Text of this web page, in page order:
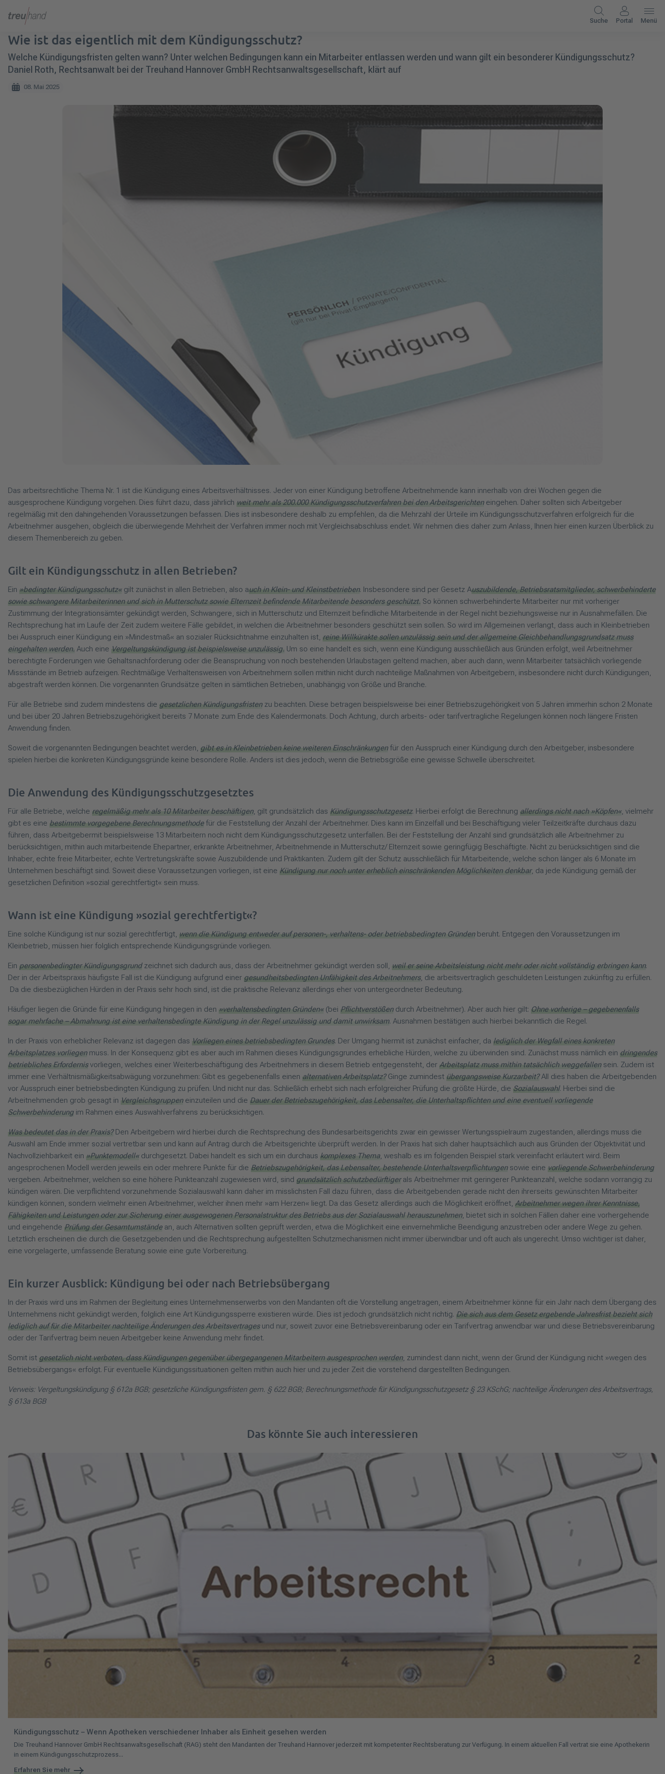
Suche Portal Menü
Wie ist das eigentlich mit dem Kündigungsschutz?
Welche Kündigungsfristen gelten wann? Unter welchen Bedingungen kann ein Mitarbeiter entlassen werden und wann gilt ein besonderer Kündigungsschutz?
Daniel Roth, Rechtsanwalt bei der Treuhand Hannover GmbH Rechtsanwaltsgesellschaft, klärt auf
08. Mai 2025
Das arbeitsrechtliche Thema Nr. 1 ist die Kündigung eines Arbeitsverhältnisses. Jeder von einer Kündigung betroffene Arbeitnehmende kann innerhalb von drei Wochen gegen die
ausgesprochene Kündigung vorgehen. Dies führt dazu, dass jährlich weit mehr als 200.000 Kündigungsschutzverfahren bei den Arbeitsgerichteneingehen. Daher sollten sich Arbeitgeber
regelmäßig mit den dahingehenden Voraussetzungen befassen. Dies ist insbesondere deshalb zu empfehlen, da die Mehrzahl der Urteile im Kündigungsschutzverfahren erfolgreich für die
Arbeitnehmer ausgehen, obgleich die überwiegende Mehrheit der Verfahren immer noch mit Vergleichsabschluss endet. Wir nehmen dies daher zum Anlass, Ihnen hier einen kurzen Überblick zu
diesem Themenbereich zu geben.
Gilt ein Kündigungsschutz in allen Betrieben?
Ein »bedingter Kündigungsschutz«gilt zunächst in allen Betrieben, also auch in Klein- und Kleinstbetrieben. Insbesondere sind per Gesetz Auszubildende, Betriebsratsmitglieder, schwerbehinderte
sowie schwangere Mitarbeiterinnen und sich in Mutterschutz sowie Elternzeit befindende Mitarbeitende besonders geschützt. So können schwerbehinderte Mitarbeiter nur mit vorheriger
Zustimmung der Integrationsämter gekündigt werden, Schwangere, sich in Mutterschutz und Elternzeit befindliche Mitarbeitende in der Regel nicht beziehungsweise nur in Ausnahmefällen. Die
Rechtsprechung hat im Laufe der Zeit zudem weitere Fälle gebildet, in welchen die Arbeitnehmer besonders geschützt sein sollen. So wird im Allgemeinen verlangt, dass auch in Kleinbetrieben
bei Ausspruch einer Kündigung ein »Mindestmaß« an sozialer Rücksichtnahme einzuhalten ist, reine Willkürakte sollen unzulässig sein und der allgemeine Gleichbehandlungsgrundsatz muss
eingehalten werden. Auch eine Vergeltungskündigung ist beispielsweise unzulässig. Um so eine handelt es sich, wenn eine Kündigung ausschließlich aus Gründen erfolgt, weil Arbeitnehmer
berechtigte Forderungen wie Gehaltsnachforderung oder die Beanspruchung von noch bestehenden Urlaubstagen geltend machen, aber auch dann, wenn Mitarbeiter tatsächlich vorliegende
Missstände im Betrieb aufzeigen. Rechtmäßige Verhaltensweisen von Arbeitnehmern sollen mithin nicht durch nachteilige Maßnahmen von Arbeitgebern, insbesondere nicht durch Kündigungen,
abgestraft werden können. Die vorgenannten Grundsätze gelten in sämtlichen Betrieben, unabhängig von Größe und Branche.
Für alle Betriebe sind zudem mindestens die gesetzlichen Kündigungsfristenzu beachten. Diese betragen beispielsweise bei einer Betriebszugehörigkeit von 5 Jahren immerhin schon 2 Monate
und bei über 20 Jahren Betriebszugehörigkeit bereits 7 Monate zum Ende des Kalendermonats. Doch Achtung, durch arbeits- oder tarifvertragliche Regelungen können noch längere Fristen
Anwendung finden.
Soweit die vorgenannten Bedingungen beachtet werden, gibt es in Kleinbetrieben keine weiteren Einschränkungenfür den Ausspruch einer Kündigung durch den Arbeitgeber, insbesondere
spielen hierbei die konkreten Kündigungsgründe keine besondere Rolle. Anders ist dies jedoch, wenn die Betriebsgröße eine gewisse Schwelle überschreitet.
Die Anwendung des Kündigungsschutzgesetztes
Für alle Betriebe, welche regelmäßig mehr als 10 Mitarbeiter beschäftigen, gilt grundsätzlich das Kündigungsschutzgesetz. Hierbei erfolgt die Berechnung allerdings nicht nach »Köpfen«, vielmehr
gibt es eine bestimmte vorgegebene Berechnungsmethodefür die Feststellung der Anzahl der Arbeitnehmer. Dies kann im Einzelfall und bei Beschäftigung vieler Teilzeitkräfte durchaus dazu
führen, dass Arbeitgebermit beispielsweise 13 Mitarbeitern noch nicht dem Kündigungsschutzgesetz unterfallen. Bei der Feststellung der Anzahl sind grundsätzlich alle Arbeitnehmer zu
berücksichtigen, mithin auch mitarbeitende Ehepartner, erkrankte Arbeitnehmer, Arbeitnehmende in Mutterschutz/ Elternzeit sowie geringfügig Beschäftigte. Nicht zu berücksichtigen sind die
Inhaber, echte freie Mitarbeiter, echte Vertretungskräfte sowie Auszubildende und Praktikanten. Zudem gilt der Schutz ausschließlich für Mitarbeitende, welche schon länger als 6 Monate im
Unternehmen beschäftigt sind. Soweit diese Voraussetzungen vorliegen, ist eine Kündigung nur noch unter erheblich einschränkenden Möglichkeiten denkbar, da jede Kündigung gemäß der
gesetzlichen Definition »sozial gerechtfertigt« sein muss.
Wann ist eine Kündigung »sozial gerechtfertigt«?
Eine solche Kündigung ist nur sozial gerechtfertigt, wenn die Kündigung entweder auf personen-, verhaltens- oder betriebsbedingten Gründenberuht. Entgegen den Voraussetzungen im
Kleinbetrieb, müssen hier folglich entsprechende Kündigungsgründe vorliegen.
Ein personenbedingter Kündigungsgrundzeichnet sich dadurch aus, dass der Arbeitnehmer gekündigt werden soll, weil er seine Arbeitsleistung nicht mehr oder nicht vollständig erbringen kann.
Der in der Arbeitspraxis häufigste Fall ist die Kündigung aufgrund einer gesundheitsbedingten Unfähigkeit des Arbeitnehmers, die arbeitsvertraglich geschuldeten Leistungen zukünftig zu erfüllen.
Da die diesbezüglichen Hürden in der Praxis sehr hoch sind, ist die praktische Relevanz allerdings eher von untergeordneter Bedeutung.
Häufiger liegen die Gründe für eine Kündigung hingegen in den »verhaltensbedingten Gründen«(bei Pflichtverstößendurch Arbeitnehmer). Aber auch hier gilt: Ohne vorherige – gegebenenfalls
sogar mehrfache – Abmahnung ist eine verhaltensbedingte Kündigung in der Regel unzulässig und damit unwirksam. Ausnahmen bestätigen auch hierbei bekanntlich die Regel.
In der Praxis von erheblicher Relevanz ist dagegen das Vorliegen eines betriebsbedingten Grundes. Der Umgang hiermit ist zunächst einfacher, da lediglich der Wegfall eines konkreten
Arbeitsplatzes vorliegenmuss. In der Konsequenz gibt es aber auch im Rahmen dieses Kündigungsgrundes erhebliche Hürden, welche zu überwinden sind. Zunächst muss nämlich ein dringendes
betriebliches Erfordernisvorliegen, welches einer Weiterbeschäftigung des Arbeitnehmers in diesem Betrieb entgegensteht, der Arbeitsplatz muss mithin tatsächlich weggefallensein. Zudem ist
immer eine Verhältnismäßigkeitsabwägung vorzunehmen: Gibt es gegebenenfalls einen alternativen Arbeitsplatz?Ginge zumindest übergangsweise Kurzarbeit?All dies haben die Arbeitgebenden
vor Ausspruch einer betriebsbedingten Kündigung zu prüfen. Und nicht nur das. Schließlich erhebt sich nach erfolgreicher Prüfung die größte Hürde, die Sozialauswahl. Hierbei sind die
Arbeitnehmenden grob gesagt in Vergleichsgruppeneinzuteilen und die Dauer der Betriebszugehörigkeit, das Lebensalter, die Unterhaltspflichten und eine eventuell vorliegende
Schwerbehinderung im Rahmen eines Auswahlverfahrens zu berücksichtigen.
Was bedeutet das in der Praxis?Den Arbeitgebern wird hierbei durch die Rechtsprechung des Bundesarbeitsgerichts zwar ein gewisser Wertungsspielraum zugestanden, allerdings muss die
Auswahl am Ende immer sozial vertretbar sein und kann auf Antrag durch die Arbeitsgerichte überprüft werden. In der Praxis hat sich daher hauptsächlich auch aus Gründen der Objektivität und
Nachvollziehbarkeit ein »Punktemodell«durchgesetzt. Dabei handelt es sich um ein durchaus komplexes Thema, weshalb es im folgenden Beispiel stark vereinfacht erläutert wird. Beim
angesprochenen Modell werden jeweils ein oder mehrere Punkte für die Betriebszugehörigkeit, das Lebensalter, bestehende Unterhaltsverpflichtungensowie eine vorliegende Schwerbehinderung
vergeben. Arbeitnehmer, welchen so eine höhere Punkteanzahl zugewiesen wird, sind grundsätzlich schutzbedürftigerals Arbeitnehmer mit geringerer Punkteanzahl, welche sodann vorrangig zu
kündigen wären. Die verpflichtend vorzunehmende Sozialauswahl kann daher im misslichsten Fall dazu führen, dass die Arbeitgebenden gerade nicht den ihrerseits gewünschten Mitarbeiter
kündigen können, sondern vielmehr einen Arbeitnehmer, welcher ihnen mehr »am Herzen« liegt. Da das Gesetz allerdings auch die Möglichkeit eröffnet, Arbeitnehmer wegen ihrer Kenntnisse,
Fähigkeiten und Leistungen oder zur Sicherung einer ausgewogenen Personalstruktur des Betriebs aus der Sozialauswahl herauszunehmen, bietet sich in solchen Fällen daher eine vorhergehende
und eingehende Prüfung der Gesamtumständean, auch Alternativen sollten geprüft werden, etwa die Möglichkeit eine einvernehmliche Beendigung anzustreben oder andere Wege zu gehen.
Letztlich erscheinen die durch die Gesetzgebenden und die Rechtsprechung aufgestellten Schutzmechanismen nicht immer überwindbar und oft auch als ungerecht. Umso wichtiger ist daher,
eine vorgelagerte, umfassende Beratung sowie eine gute Vorbereitung.
Ein kurzer Ausblick: Kündigung bei oder nach Betriebsübergang
In der Praxis wird uns im Rahmen der Begleitung eines Unternehmenserwerbs von den Mandanten oft die Vorstellung angetragen, einem Arbeitnehmer könne für ein Jahr nach dem Übergang des
Unternehmens nicht gekündigt werden, folglich eine Art Kündigungssperre existieren würde. Dies ist jedoch grundsätzlich nicht richtig. Die sich aus dem Gesetz ergebende Jahresfrist bezieht sich
lediglich auf für die Mitarbeiter nachteilige Änderungen des Arbeitsvertragesund nur, soweit zuvor eine Betriebsvereinbarung oder ein Tarifvertrag anwendbar war und diese Betriebsvereinbarung
oder der Tarifvertrag beim neuen Arbeitgeber keine Anwendung mehr findet.
Somit ist gesetzlich nicht verboten, dass Kündigungen gegenüber übergegangenen Mitarbeitern ausgesprochen werden, zumindest dann nicht, wenn der Grund der Kündigung nicht »wegen des
Betriebsübergangs« erfolgt. Für eventuelle Kündigungssituationen gelten mithin auch hier und zu jeder Zeit die vorstehend dargestellten Bedingungen.
Verweis: Vergeltungskündigung § 612a BGB; gesetzliche Kündigungsfristen gem. § 622 BGB; Berechnungsmethode für Kündigungsschutzgesetz § 23 KSchG; nachteilige Änderungen des Arbeitsvertrags,
§ 613a BGB
Das könnte Sie auch interessieren
Kündigungsschutz – Wenn Apotheken verschiedener Inhaber als Einheit gesehen werden
Die Treuhand Hannover GmbH Rechtsanwaltsgesellschaft (RAG) steht den Mandanten der Treuhand Hannover jederzeit mit kompetenter Rechtsberatung zur Verfügung. In einem aktuellen Fall vertrat sie eine Apothekerin
in einem Kündigungsschutzprozess...
Erfahren Sie mehr